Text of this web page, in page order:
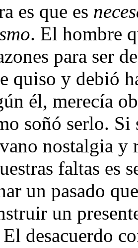
es que es
. El hombre
para ser
quiso y debió
él, merecía
soñó serlo. Si
nostalgia y
faltas es
un pasado
un
desacuerdo